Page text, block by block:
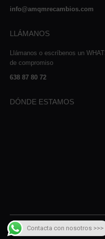
info@amqmrecambios.com
LLÁMANOS
Llámanos o escríbenos un
de compromiso
638 87 80 72
DÓNDE ESTAMOS
© 2026 AMQM Recambios |
Contacta con nosotros >>>